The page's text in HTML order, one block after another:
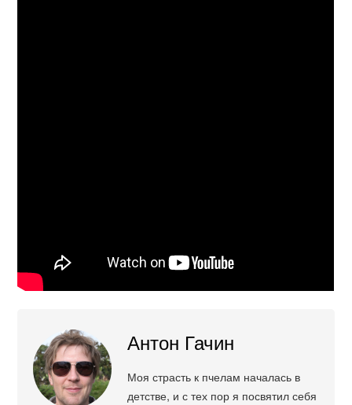
Антон Гачин
Моя страсть к пчелам началась в
детстве, и с тех пор я посвятил себя